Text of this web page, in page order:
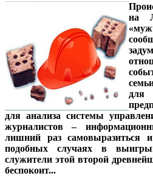
на
для анализа системы
журналистов –
лишний раз самовыразиться
подобных случаях в
служители этой второй
беспокоит...